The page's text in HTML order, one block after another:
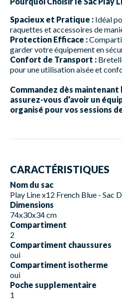
Spacieux et Pratique : Idéal
raquettes et accessoires de
Protection Efficace :
garder votre équipement en
Confort de Transport :
pour une utilisation aisée et
Commandez dès maintenant
assurez-vous d’avoir un
organisé pour vos sessions
CARACTÉRISTIQUES
Nom du sac
Play Line x12 French Blue - Sac
Dimensions
74x30x34 cm
Compartiment
2
Compartiment chaussures
oui
Compartiment isotherme
oui
Poche supplementaire
1